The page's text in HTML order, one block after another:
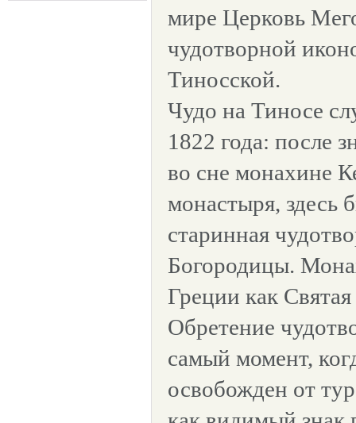
мире Церковь
чудотворной
Тиносской.
Чудо на Тиносе
1822 года: после
во сне монахине
монастыря, здесь
старинная
Богородицы.
Греции как
Обретение
самый момент,
освобожден от